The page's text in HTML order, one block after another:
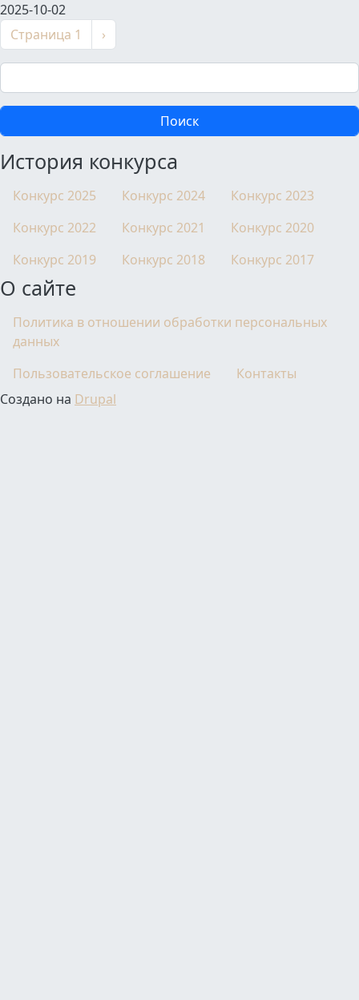
2025-10-02
Нумерация страниц
Страница 1 Следующая страница
›
Поиск
История конкурса
Конкурс 2025 Конкурс 2024
Конкурс 2023
Конкурс 2022
Конкурс 2021
Конкурс 2020
Конкурс 2019
Конкурс 2018 Конкурс 2017
О сайте
Политика в отношении обработки персональных
данных
Пользовательское соглашение
Контакты
Создано на Drupal